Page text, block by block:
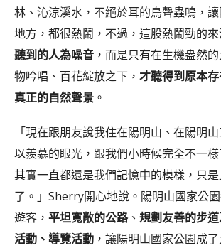
林、沁涼溪水，不絕於耳的鳥聲蟲鳴，
地方，都很熱鬧，不過，這股熱鬧勁的來
聽到的人為噪音 ，而是只有在生機盎然
物吟唱、百花綻放之下， 才聽得到原本
真正的自然聲景 。
「現在跟朋友說我住在陽明山、在陽明
以羨慕的眼光，跟我們小時候完全不一
其實一直都還是我們記憶中的模樣，只
了。」Sherry開心地說。陽明山國家公
遊客， 平坦寬敞的公路、 規劃友善的步
活動、導覽活動 ，讓陽明山國家公園成